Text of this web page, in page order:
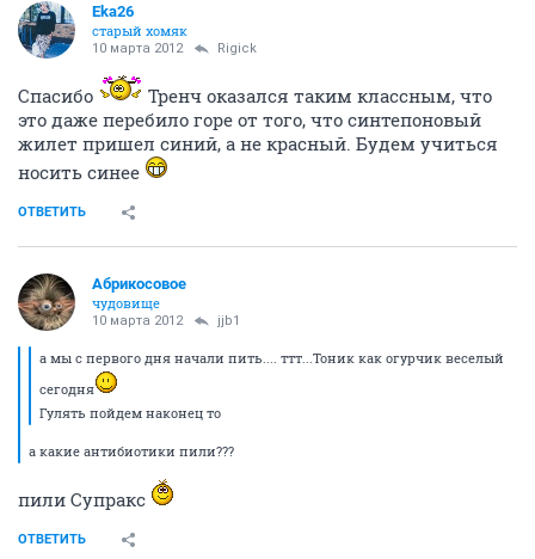
Eka26
старый хомяк
10 марта 2012 Rigick
Спасибо
Тренч оказался таким классным, что
это даже перебило горе от того, что синтепоновый
жилет пришел синий, а не красный. Будем учиться
носить синее
ОТВЕТИТЬ
Абрикосовое
чудовище
10 марта 2012 jjb1
а мы с первого дня начали пить.... ттт...Тоник как огурчик веселый
сегодня
Гулять пойдем наконец то
а какие антибиотики пили???
пили Супракс
ОТВЕТИТЬ